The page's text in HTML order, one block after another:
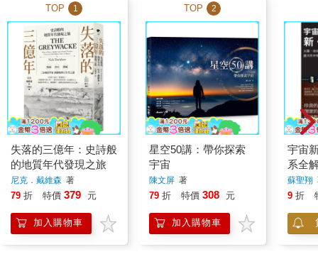
TOP 1
失落的三億年：史詩般
的地質年代發現之旅
尼克．戴維森 著
79 折 特價 379 元
加入購物車
TOP 2
星空50講：帶你探索
宇宙
陳文屏 著
79 折 特價 308 元
加入購物車
宇宙
系全
蘇聖翔
9 折